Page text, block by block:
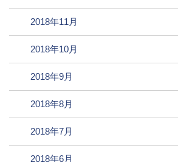
2018年11月
2018年10月
2018年9月
2018年8月
2018年7月
2018年6月